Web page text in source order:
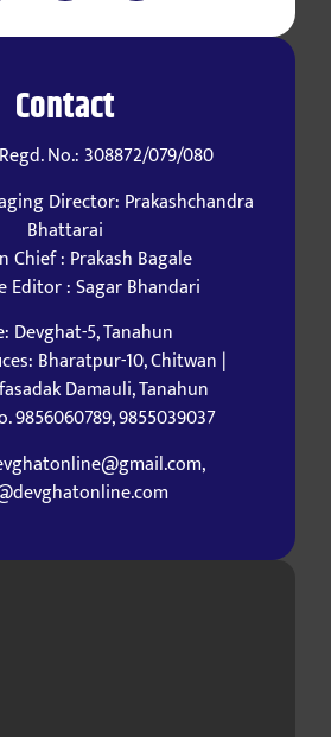
Contact
No.: 308872/079/080
Director: Prakashchandra
Bhattarai
Chief : Prakash Bagale
Editor : Sagar Bhandari
Devghat-5, Tanahun
Bharatpur-10, Chitwan |
Damauli, Tanahun
9856060789, 9855039037